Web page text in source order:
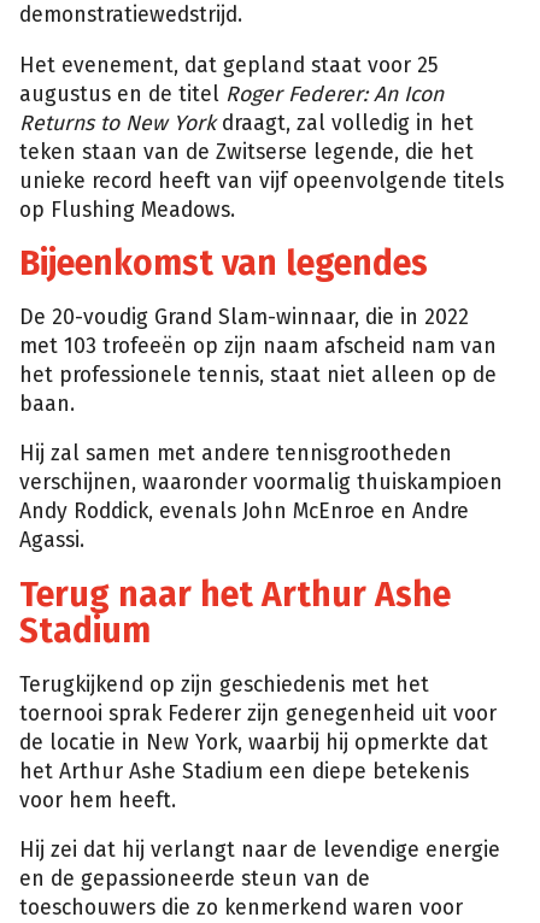
demonstratiewedstrijd.
Het evenement, dat gepland staat voor 25
augustus en de titel Roger Federer: An Icon
Returns to New Yorkdraagt, zal volledig in het
teken staan van de Zwitserse legende, die het
unieke record heeft van vijf opeenvolgende titels
op Flushing Meadows.
Bijeenkomst van legendes
De 20-voudig Grand Slam-winnaar, die in 2022
met 103 trofeeën op zijn naam afscheid nam van
het professionele tennis, staat niet alleen op de
baan.
Hij zal samen met andere tennisgrootheden
verschijnen, waaronder voormalig thuiskampioen
Andy Roddick, evenals John McEnroe en Andre
Agassi.
Terug naar het Arthur Ashe
Stadium
Terugkijkend op zijn geschiedenis met het
toernooi sprak Federer zijn genegenheid uit voor
de locatie in New York, waarbij hij opmerkte dat
het Arthur Ashe Stadium een diepe betekenis
voor hem heeft.
Hij zei dat hij verlangt naar de levendige energie
en de gepassioneerde steun van de
toeschouwers die zo kenmerkend waren voor